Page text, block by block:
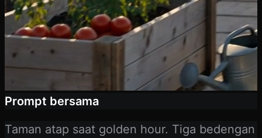
Prompt bersama
Taman atap saat golden hour. Tiga bedengan